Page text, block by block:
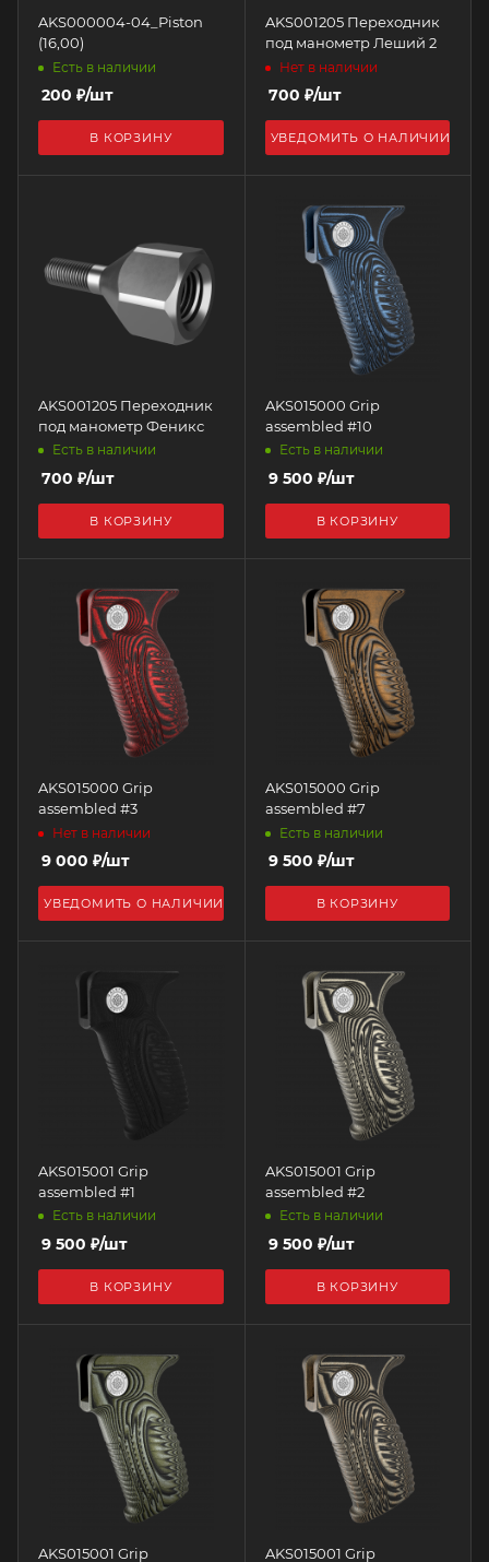
AKS000004-04_Piston
(16,00)
Есть в наличии
200 ₽/шт
В КОРЗИНУ
AKS001205 Переходник
под манометр Леший 2
Нет в наличии
700 ₽/шт
УВЕДОМИТЬ О НАЛИЧИИ
AKS001205 Переходник
под манометр Феникс
Есть в наличии
700 ₽/шт
В КОРЗИНУ
AKS015000 Grip
assembled #10
Есть в наличии
9 500 ₽/шт
В КОРЗИНУ
AKS015000 Grip
assembled #3
Нет в наличии
9 000 ₽/шт
УВЕДОМИТЬ О НАЛИЧИИ
AKS015000 Grip
assembled #7
Есть в наличии
9 500 ₽/шт
В КОРЗИНУ
AKS015001 Grip
assembled #1
Есть в наличии
9 500 ₽/шт
В КОРЗИНУ
AKS015001 Grip
assembled #2
Есть в наличии
9 500 ₽/шт
В КОРЗИНУ
AKS015001 Grip AKS015001 Grip